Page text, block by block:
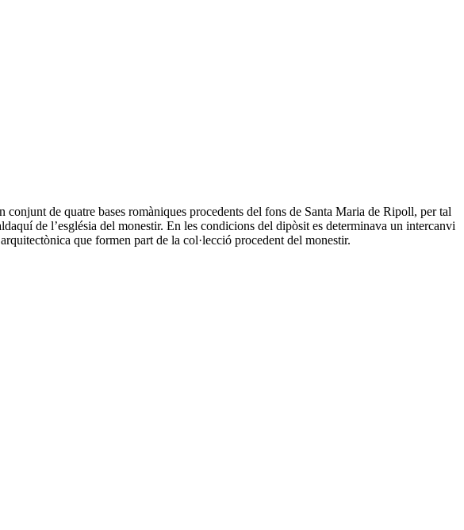
de quatre bases romàniques procedents del fons de Santa Maria de Ripoll, per tal
de l’església del monestir. En les condicions del dipòsit es determinava un intercanvi
que formen part de la col·lecció procedent del monestir.